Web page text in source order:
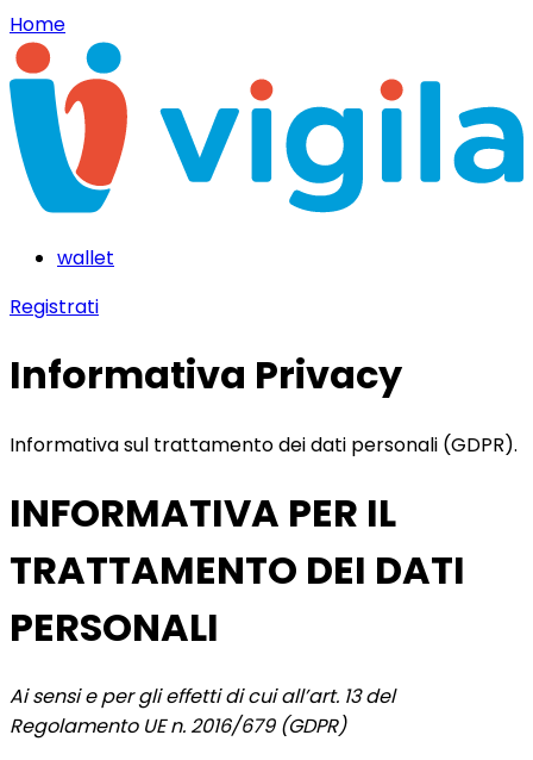
Home
wallet
Registrati
Informativa Privacy
Informativa sul trattamento dei dati personali (GDPR).
INFORMATIVA PER IL
TRATTAMENTO DEI DATI
PERSONALI
Ai sensi e per gli effetti di cui all’art. 13 del
Regolamento UE n. 2016/679 (GDPR)